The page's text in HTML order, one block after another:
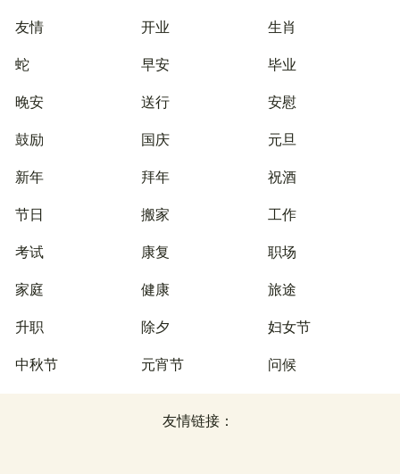
友情
开业
生肖
蛇
早安
毕业
晚安
送行
安慰
鼓励
国庆
元旦
新年
拜年
祝酒
节日
搬家
工作
考试
康复
职场
家庭
健康
旅途
升职
除夕
妇女节
中秋节
元宵节 问候
友情链接：